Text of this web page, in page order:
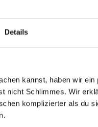
Details
kannst, haben wir
nicht Schlimmes. Wir
komplizierter als du
von Anfang